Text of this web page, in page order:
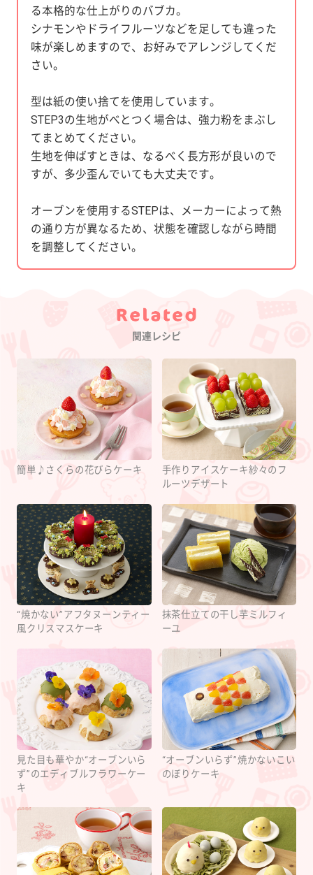
る本格的な仕上がりのバブカ。
シナモンやドライフルーツなどを足しても違った
味が楽しめますので、お好みでアレンジしてくだ
さい。
型は紙の使い捨てを使用しています。
STEP3の生地がべとつく場合は、強力粉をまぶし
てまとめてください。
生地を伸ばすときは、なるべく長方形が良いので
すが、多少歪んでいても大丈夫です。
オーブンを使用するSTEPは、メーカーによって熱
の通り方が異なるため、状態を確認しながら時間
を調整してください。
Category
関連レシピ
簡単♪さくらの花びらケーキ
手作りアイスケーキ紗々のフ
ルーツデザート
“焼かない”アフタヌーンティー
風クリスマスケーキ
抹茶仕立ての干し芋ミルフィ
ーユ
見た目も華やか“オーブンいら
ず”のエディブルフラワーケー
キ
“オーブンいらず”焼かないこい
のぼりケーキ